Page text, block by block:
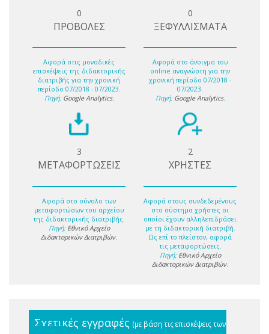
0
ΠΡΟΒΟΛΕΣ
Αφορά στις μοναδικές
επισκέψεις της διδακτορικής
διατριβής για την χρονική
περίοδο 07/2018 - 07/2023.
Πηγή: Google Analytics.
0
ΞΕΦΥΛΛΙΣΜΑΤΑ
Αφορά στο άνοιγμα του
online αναγνώστη για την
χρονική περίοδο 07/2018 -
07/2023.
Πηγή: Google Analytics.
3
ΜΕΤΑΦΟΡΤΩΣΕΙΣ
Αφορά στο σύνολο των
μεταφορτώσων του αρχείου
της διδακτορικής διατριβής.
Πηγή: Εθνικό Αρχείο
Διδακτορικών Διατριβών.
2
ΧΡΗΣΤΕΣ
Αφορά στους συνδεδεμένους
στο σύστημα χρήστες οι
οποίοι έχουν αλληλεπιδράσει
με τη διδακτορική διατριβή.
Ως επί το πλείστον, αφορά
τις μεταφορτώσεις.
Πηγή: Εθνικό Αρχείο
Διδακτορικών Διατριβών.
Σχετικές εγγραφές (με βάση τις επισκέψεις των